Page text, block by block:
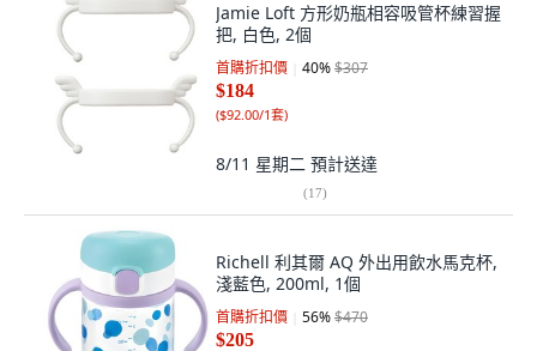
Jamie Loft 方形奶瓶相容吸管杯練習握
把, 白色, 2個
首購折扣價 40%$307
$184
($92.00/1套)
8/11 星期二 預計送達
(17)
Richell 利其爾 AQ 外出用飲水馬克杯,
淺藍色, 200ml, 1個
首購折扣價 56%$470
$205